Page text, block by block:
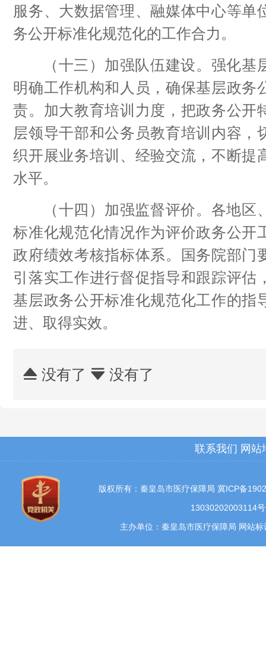
服务、大数据管理、融媒体中心等单
务公开标准化规范化的工作合力。
（十三）加强队伍建设。强化基
明确工作机构和人员，确保基层政务
责。加大教育培训力度，把政务公开
层领导干部和公务员教育培训内容，
织开展业务培训、经验交流，不断提
水平。
（十四）加强监督评价。各地区
标准化规范化情况作为评价政务公开
政府绩效考核指标体系。国务院部门
引落实工作进行督促指导和跟踪评估
基层政务公开标准化规范化工作的指
进、取得实效。
 没有了  没有了
联系我们 网站
版权所有：秦皇岛市医疗保障局 冀ICP备
13030202003114号
主办单位：秦皇岛市医疗保障局 网站